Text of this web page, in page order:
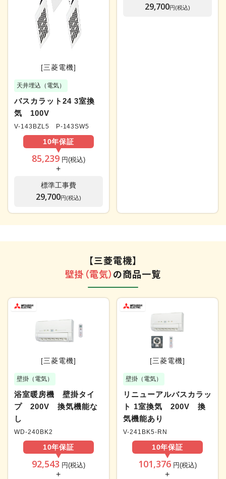
[三菱電機]
天井埋込（電気）
バスカラット24 3室換
気 100V
V-143BZL5 P-143SW5
10年保証
85,239 円(税込)
+
標準工事費
29,700円(税込)
29,700円(税込)
【三菱電機】
壁掛（電気）の商品一覧
[三菱電機]
壁掛（電気）
浴室暖房機 壁掛タイ
プ 200V 換気機能な
し
WD-240BK2
10年保証
92,543 円(税込)
+
[三菱電機]
壁掛（電気）
リニューアルバスカラッ
ト 1室換気 200V 換
気機能あり
V-241BK5-RN
10年保証
101,376 円(税込)
+